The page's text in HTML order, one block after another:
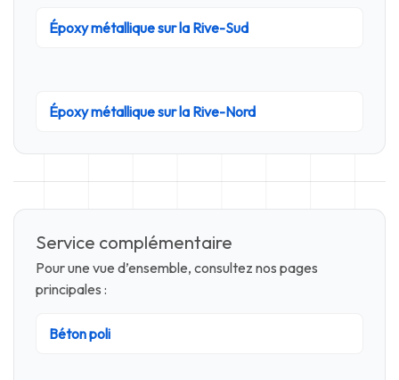
Époxy métallique sur la Rive-Sud
Époxy métallique sur la Rive-Nord
Service complémentaire
Pour une vue d’ensemble, consultez nos pages
principales :
Béton poli